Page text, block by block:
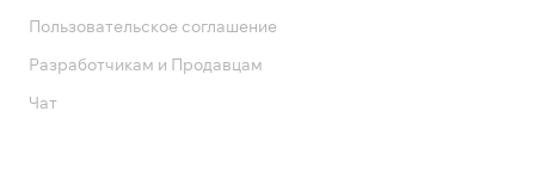
Пользовательское соглашение
Разработчикам и Продавцам
Чат